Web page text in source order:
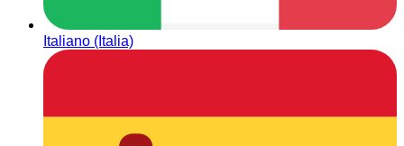
Italiano (Italia)